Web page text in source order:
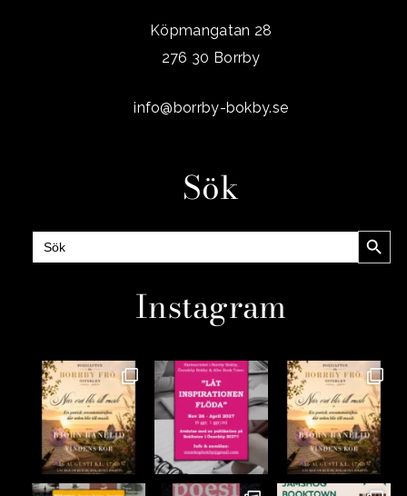
Köpmangatan 28
276 30 Borrby
info@borrby-bokby.se
Sök
Sök
efter:
Instagram